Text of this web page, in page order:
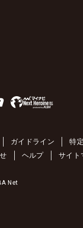
ガイドライン
特
ヘルプ サイト
Net